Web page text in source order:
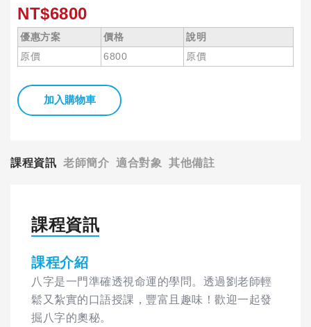
NT$6800
優惠方案 價格
說明
原價
6800 原價
加入購物車
課程資訊 老師簡介 適合對象 其他備註
課程資訊
課程介紹
八字是一門準確透視命運的學問。透過劉老師輕
鬆又紮實的口語授課，豐富且趣味！歡迎一起發
掘八字的奧秘。